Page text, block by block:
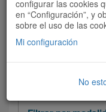
Todas las rutas
Filtrar las rutas
configurar las cookies
en “Configuración”, y
sobre el uso de las
Mi configuración
No